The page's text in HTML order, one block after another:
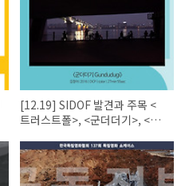
[12.19] SIDOF 발견과 주목 <
트러스트폴>, <군더더기>, <탈